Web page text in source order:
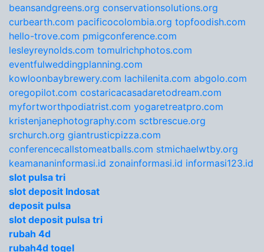
beansandgreens.org conservationsolutions.org
curbearth.com pacificocolombia.org topfoodish.com
hello-trove.com pmigconference.com
lesleyreynolds.com tomulrichphotos.com
eventfulweddingplanning.com
kowloonbaybrewery.com lachilenita.com abgolo.com
oregopilot.com costaricacasadaretodream.com
myfortworthpodiatrist.com yogaretreatpro.com
kristenjanephotography.com sctbrescue.org
srchurch.org giantrusticpizza.com
conferencecallstomeatballs.com stmichaelwtby.org
keamananinformasi.id zonainformasi.id informasi123.id
slot pulsa tri
slot deposit Indosat
deposit pulsa
slot deposit pulsa tri
rubah 4d
rubah4d togel